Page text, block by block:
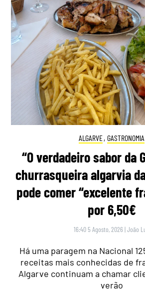
ALGARVE, GASTRONOMIA
“O verdadeiro sabor da
churrasqueira algarvia
pode comer “excelente
por 6,50€
16:40 5 Agosto, 2026 |João
Há uma paragem na Nacional
receitas mais conhecidas de
Algarve continuam a chamar
verão